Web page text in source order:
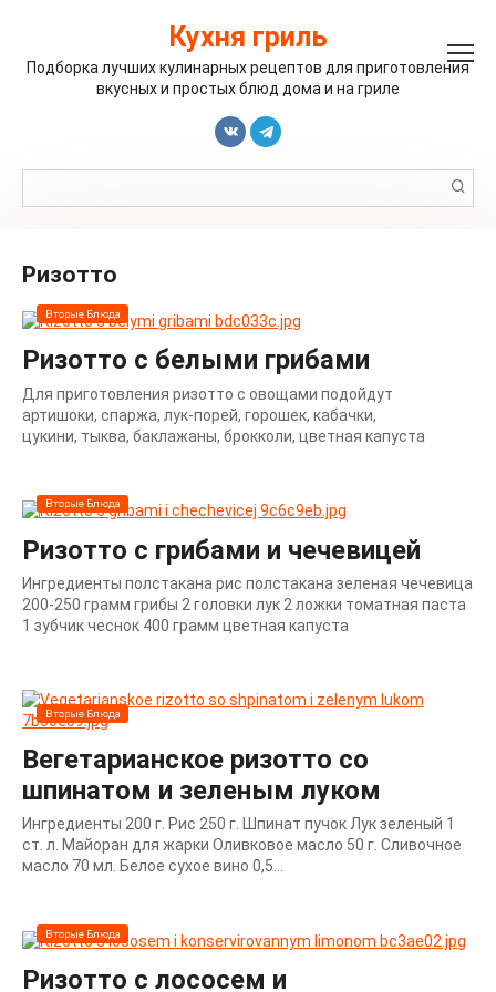
Кухня гриль
Подборка лучших кулинарных рецептов для приготовления
вкусных и простых блюд дома и на гриле
Ризотто
Вторые Блюда
Ризотто с белыми грибами
Для приготовления ризотто с овощами подойдут
артишоки, спаржа, лук-порей, горошек, кабачки,
цукини, тыква, баклажаны, брокколи, цветная капуста
Вторые Блюда
Ризотто с грибами и чечевицей
Ингредиенты полстакана рис полстакана зеленая чечевица
200-250 грамм грибы 2 головки лук 2 ложки томатная паста
1 зубчик чеснок 400 грамм цветная капуста
Вторые Блюда
Вегетарианское ризотто со
шпинатом и зеленым луком
Ингредиенты 200 г. Рис 250 г. Шпинат пучок Лук зеленый 1
ст. л. Майоран для жарки Оливковое масло 50 г. Сливочное
масло 70 мл. Белое сухое вино 0,5...
Вторые Блюда
Ризотто с лососем и